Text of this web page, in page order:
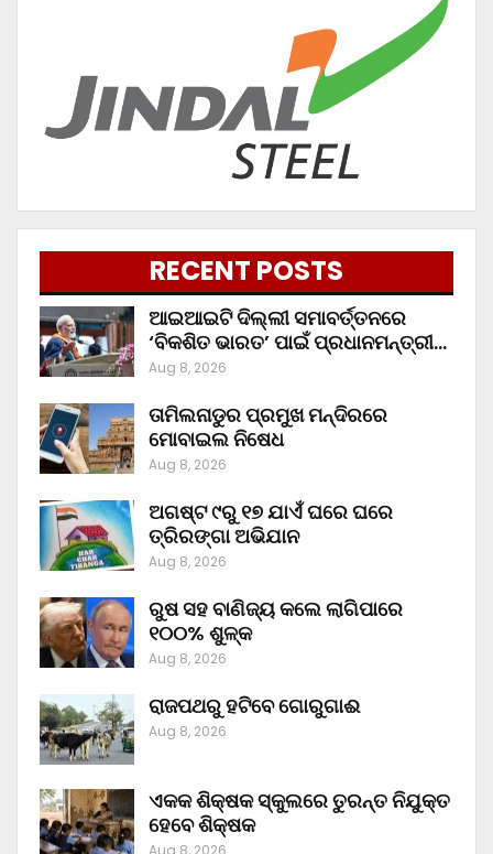
RECENT POSTS
ଆଇଆଇଟି ଦିଲ୍ଲୀ ସମାବର୍ତ୍ତନରେ
‘ବିକଶିତ ଭାରତ’ ପାଇଁ ପ୍ରଧାନମନ୍ତ୍ରୀ…
Aug 8, 2026
ତାମିଲନାଡୁର ପ୍ରମୁଖ ମନ୍ଦିରରେ
ମୋବାଇଲ ନିଷେଧ
Aug 8, 2026
ଅଗଷ୍ଟ ୯ରୁ ୧୭ ଯାଏଁ ଘରେ ଘରେ
ତ୍ରିରଙ୍ଗା ଅଭିଯାନ
Aug 8, 2026
ରୁଷ ସହ ବାଣିଜ୍ୟ କଲେ ଲାଗିପାରେ
୧୦୦% ଶୁଳ୍କ
Aug 8, 2026
ରାଜପଥରୁ ହଟିବେ ଗୋରୁଗାଈ
Aug 8, 2026
ଏକକ ଶିକ୍ଷକ ସ୍କୁଲରେ ତୁରନ୍ତ ନିଯୁକ୍ତ
ହେବେ ଶିକ୍ଷକ
Aug 8, 2026